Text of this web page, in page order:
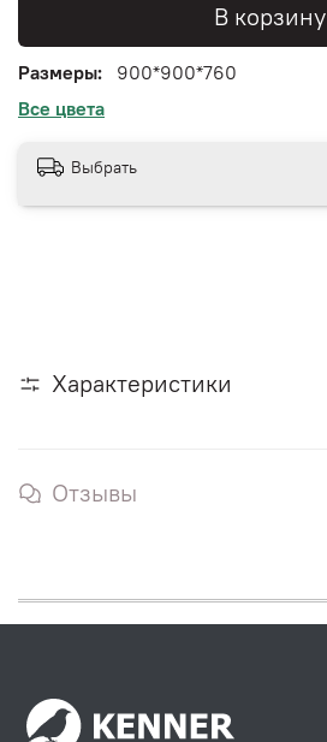
В корзину
Все цвета
Размеры: 900*900*760
Выбрать
Характеристики
Отзывы